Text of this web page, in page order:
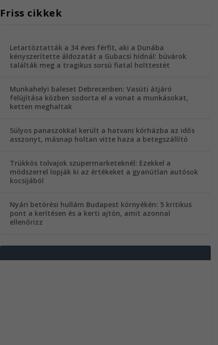
Friss cikkek
Letartóztatták a 34 éves férfit, aki a Dunába
kényszerítette áldozatát a Gubacsi hídnál: búvárok
találták meg a tragikus sorsú fiatal holttestét
Munkahelyi baleset Debrecenben: Vasúti átjáró
felújítása közben sodorta el a vonat a munkásokat,
ketten meghaltak
Súlyos panaszokkal került a hatvani kórházba az idős
asszonyt, másnap holtan vitte haza a betegszállító
Trükkös tolvajok szupermarketeknél: Ezekkel a
módszerrel lopják ki az értékeket a gyanútlan autósok
kocsijából
Nyári betörési hullám Budapest környékén: 5 kritikus
pont a kerítésen és a kerti ajtón, amit azonnal
ellenőrizz